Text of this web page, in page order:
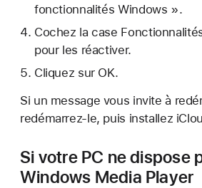
fonctionnalités Windows ».
Cochez la case
pour les réactiver.
Cliquez sur OK.
Si un message vous invite à
redémarrez-le, puis installez
Si votre PC ne dispose
Windows Media Player